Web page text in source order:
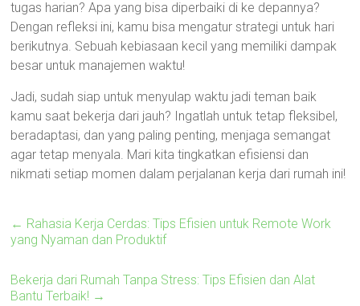
tugas harian? Apa yang bisa diperbaiki di ke depannya?
Dengan refleksi ini, kamu bisa mengatur strategi untuk hari
berikutnya. Sebuah kebiasaan kecil yang memiliki dampak
besar untuk manajemen waktu!
Jadi, sudah siap untuk menyulap waktu jadi teman baik
kamu saat bekerja dari jauh? Ingatlah untuk tetap fleksibel,
beradaptasi, dan yang paling penting, menjaga semangat
agar tetap menyala. Mari kita tingkatkan efisiensi dan
nikmati setiap momen dalam perjalanan kerja dari rumah ini!
← Rahasia Kerja Cerdas: Tips Efisien untuk Remote Work
yang Nyaman dan Produktif
Bekerja dari Rumah Tanpa Stress: Tips Efisien dan Alat
Bantu Terbaik! →